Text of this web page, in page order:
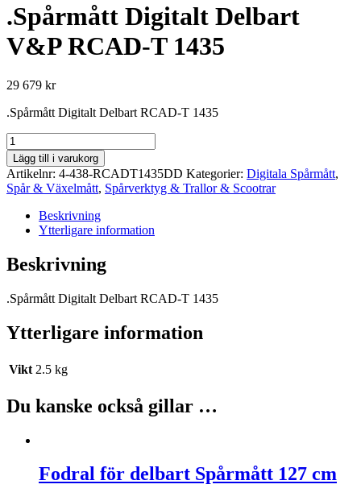
.Spårmått Digitalt Delbart
V&P RCAD-T 1435
29 679 kr
.Spårmått Digitalt Delbart RCAD-T 1435
.Spårmått
Digitalt
Delbart
V&P
RCAD-
1435
mängd
Lägg till i varukorg
Artikelnr: 4-438-RCADT1435DD Kategorier: Digitala Spårmått,
Spår & Växelmått, Spårverktyg & Trallor & Scootrar
Beskrivning
Ytterligare information
Beskrivning
.Spårmått Digitalt Delbart RCAD-T 1435
Ytterligare information
Vikt 2.5 kg
Du kanske också gillar …
Fodral för delbart Spårmått 127 cm